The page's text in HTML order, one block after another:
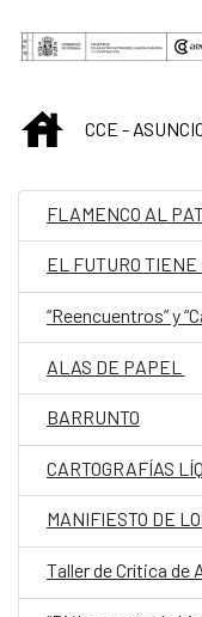
Saltar al contenido
INICIO
CCE -
FLAMENCO AL
EL FUTURO TIENE
ALAS DE PAPEL
BARRUNTO
CARTOGRAFÍAS
MANIFIESTO DE
Taller de Crítica de